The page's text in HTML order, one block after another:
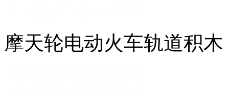
摩天轮电动火车轨道积木